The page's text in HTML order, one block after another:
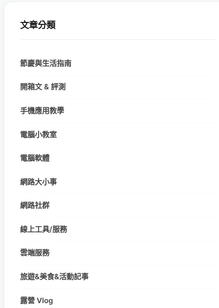
文章分類
節慶與生活指南
開箱文 & 評測
手機應用教學
電腦小教室
電腦軟體
網路大小事
網路社群
線上工具/服務
雲端服務
旅遊&美食&活動記事
露營 Vlog